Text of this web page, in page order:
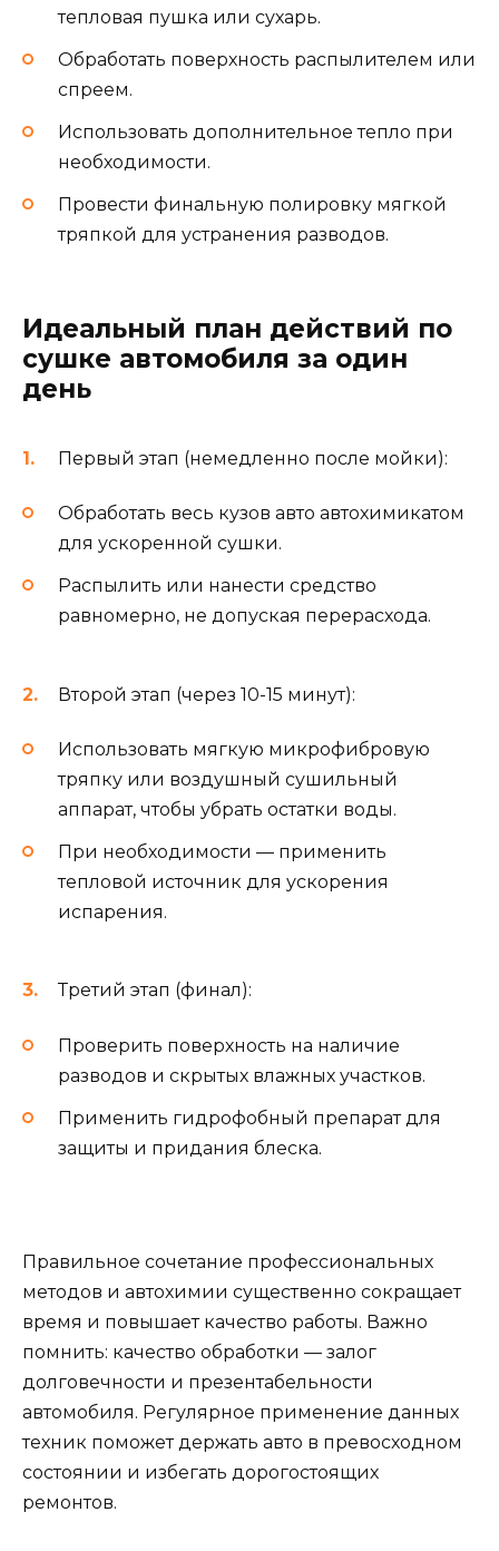
тепловая пушка или сухарь.
Обработать поверхность распылителем или
спреем.
Использовать дополнительное тепло при
необходимости.
Провести финальную полировку мягкой
тряпкой для устранения разводов.
Идеальный план действий по
сушке автомобиля за один
день
Первый этап (немедленно после мойки):
Обработать весь кузов авто автохимикатом
для ускоренной сушки.
Распылить или нанести средство
равномерно, не допуская перерасхода.
Второй этап (через 10-15 минут):
Использовать мягкую микрофибровую
тряпку или воздушный сушильный
аппарат, чтобы убрать остатки воды.
При необходимости — применить
тепловой источник для ускорения
испарения.
Третий этап (финал):
Проверить поверхность на наличие
разводов и скрытых влажных участков.
Применить гидрофобный препарат для
защиты и придания блеска.
Правильное сочетание профессиональных
методов и автохимии существенно сокращает
время и повышает качество работы. Важно
помнить: качество обработки — залог
долговечности и презентабельности
автомобиля. Регулярное применение данных
техник поможет держать авто в превосходном
состоянии и избегать дорогостоящих
ремонтов.